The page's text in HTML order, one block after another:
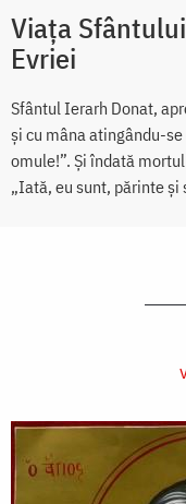
Viața
Evriei
Sfântul Ierarh Donat,
și cu mâna atingându-
omule!”. Și îndată
„Iată, eu sunt, părinte și